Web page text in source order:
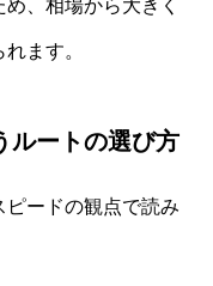
、相場から大きく
ます。
ルートの選び方
ードの観点で読み